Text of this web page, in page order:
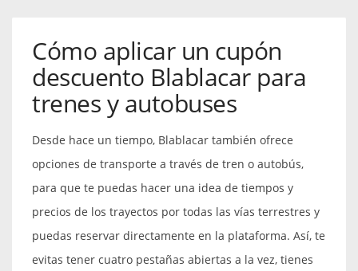
Cómo aplicar un cupón
descuento Blablacar para
trenes y autobuses
Desde hace un tiempo, Blablacar también ofrece
opciones de transporte a través de tren o autobús,
para que te puedas hacer una idea de tiempos y
precios de los trayectos por todas las vías terrestres y
puedas reservar directamente en la plataforma. Así, te
evitas tener cuatro pestañas abiertas a la vez, tienes